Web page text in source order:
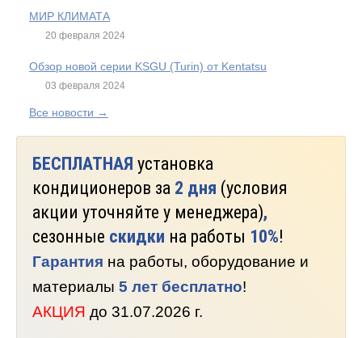
МИР КЛИМАТА
20 февраля 2024
Обзор новой серии KSGU (Turin) от Kentatsu
03 февраля 2024
Все новости →
БЕСПЛАТНАЯ установка
кондиционеров за 2 дня (условия
акции уточняйте у менеджера),
сезонные скидки на работы 10%!
Гарантия на работы, оборудование и
материалы 5 лет бесплатно!
АКЦИЯ до 31.07.2026 г.